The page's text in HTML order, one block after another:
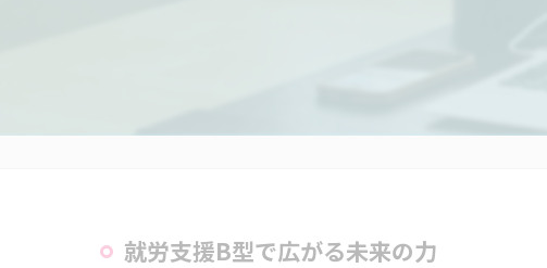
就労支援B型で広がる未来の力